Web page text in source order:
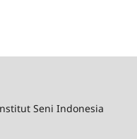
Seni Indonesia